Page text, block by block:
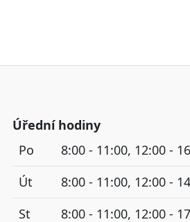
Úřední hodiny
Po
8:00 - 11:00, 12:00 -
Út
8:00 - 11:00, 12:00 -
St
8:00 - 11:00, 12:00 -